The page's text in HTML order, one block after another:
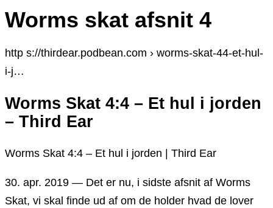
Worms skat afsnit 4
http s://thirdear.podbean.com › worms-skat-44-et-hul-
i-j…
Worms Skat 4:4 – Et hul i jorden
– Third Ear
Worms Skat 4:4 – Et hul i jorden | Third Ear
30. apr. 2019 — Det er nu, i sidste afsnit af Worms
Skat, vi skal finde ud af om de holder hvad de lover